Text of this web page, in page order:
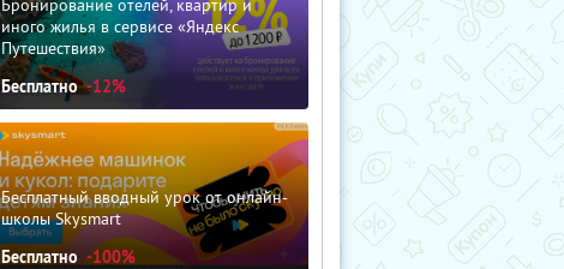
Бронирование отелей, квартир и
иного жилья в сервисе «Яндекс
Путешествия»
Бесплатно -12%
Бесплатный вводный урок от онлайн-
школы Skysmart
Бесплатно -100%